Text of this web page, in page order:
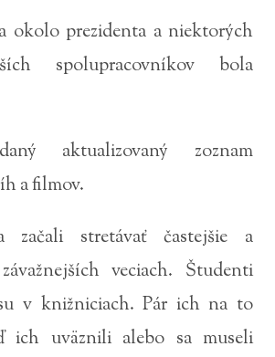
okolo prezidenta a niektorých
spolupracovníkov bola
aktualizovaný zoznam
a filmov.
začali stretávať častejšie a
veciach. Študenti
v knižniciach. Pár ich na to
ich uväznili alebo sa museli